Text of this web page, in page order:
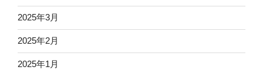
2025年3月
2025年2月
2025年1月